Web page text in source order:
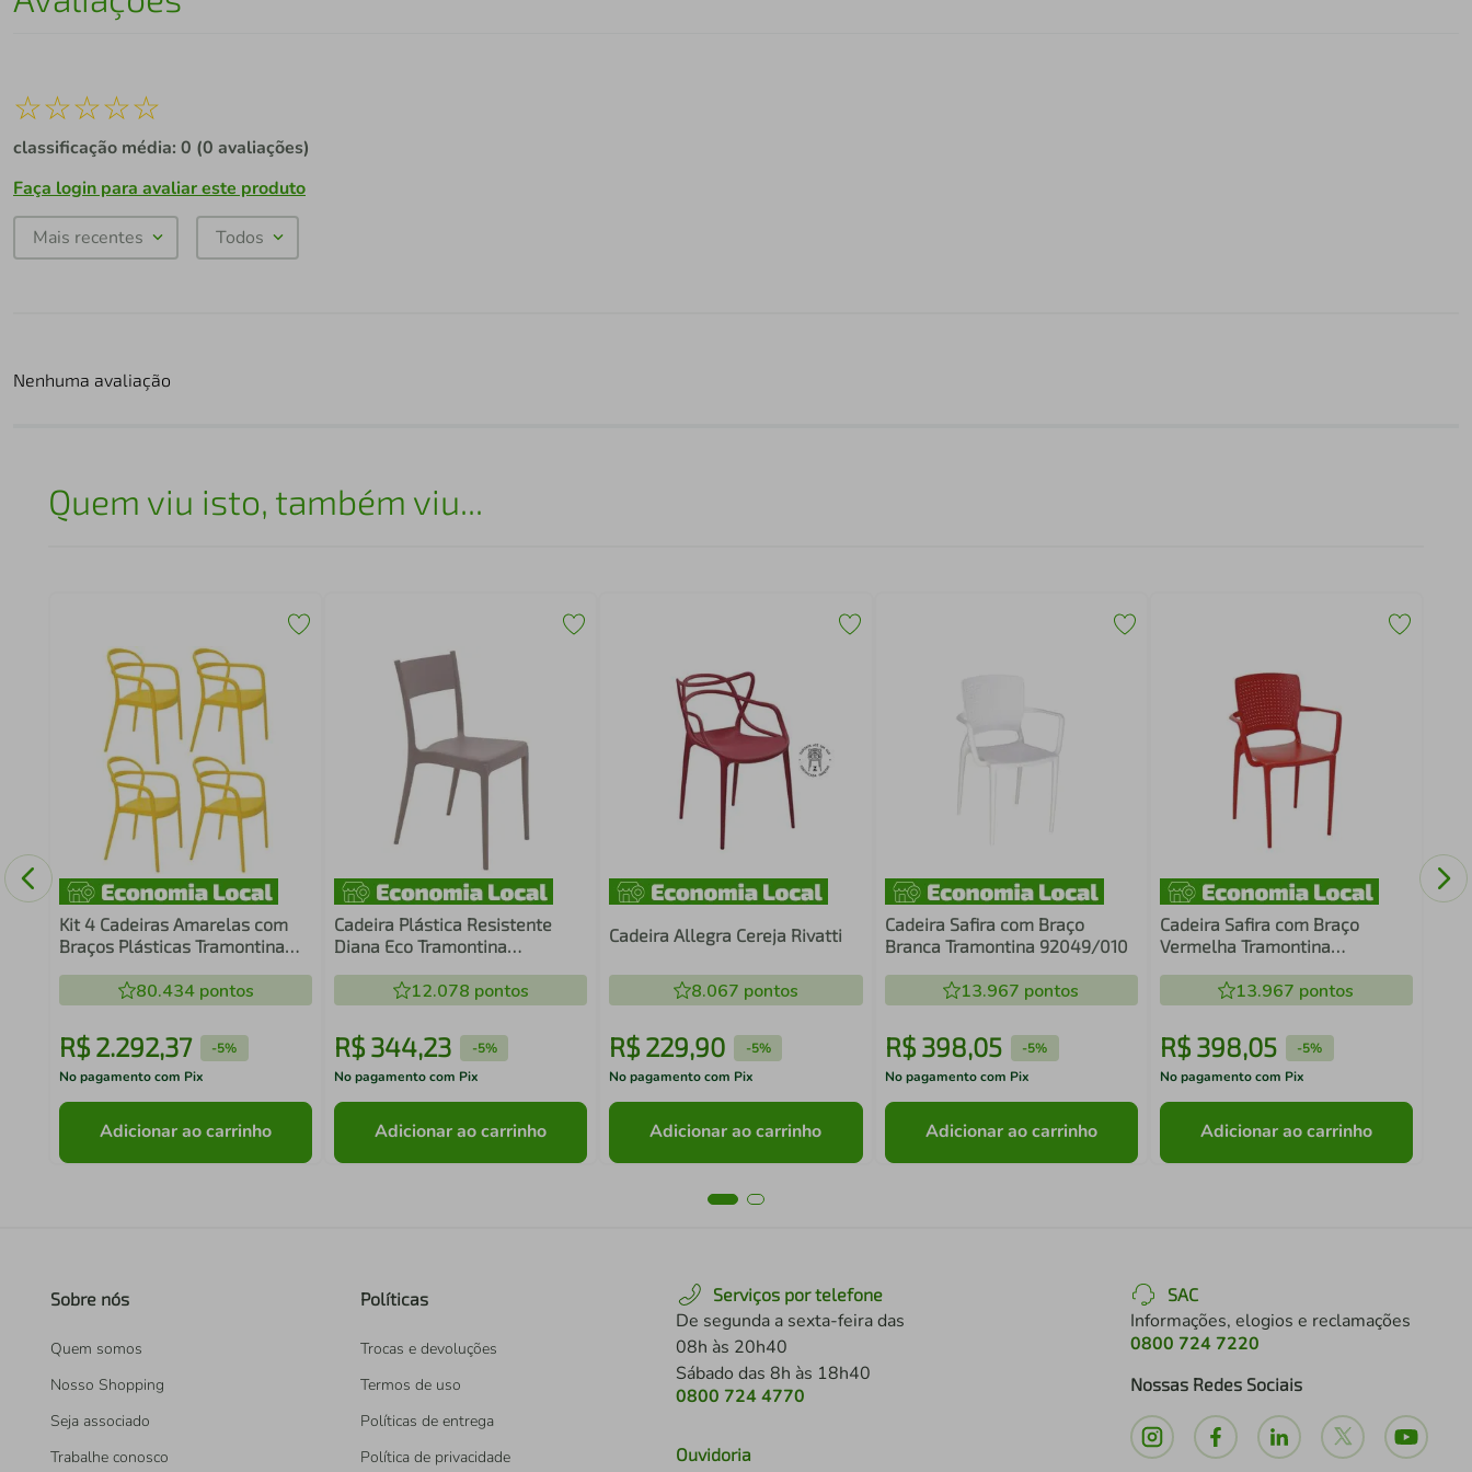
☆☆☆☆☆
classificação média: 0 (0 avaliações)
Faça login para avaliar este produto
Mais recentes Todos
Nenhuma avaliação
Quem viu isto, também viu...
Kit 4 Cadeiras Amarelas com
Braços Plásticas Tramontina
80.434pontos
R$ 2.292,37 -5%
No pagamento com Pix
Adicionar ao carrinho
Cadeira Plástica Resistente
Diana Eco Tramontina
Externa Lazer Camurça
12.078 pontos
R$ 344,23 -5%
No pagamento com Pix
Adicionar ao carrinho
Cadeira Allegra Cereja Rivatti
8.067 pontos
R$229,90 -5%
No pagamento com Pix
Adicionar ao carrinho
Cadeira Safira com Braço
Branca Tramontina 92049/010
13.967 pontos
R$ 398,05 -5%
No pagamento com Pix
Adicionar ao carrinho
Cadeira Safira com Braço
Vermelha Tramontina
13.967 pontos
R$ 398,05 -5%
No pagamento com Pix
Adicionar ao carrinho
Sobre nós
Quem somos
Nosso Shopping
Seja associado
Trabalhe conosco
Políticas
Trocas e devoluções
Termos de uso
Políticas de entrega
Política de privacidade
Serviços por telefone
De segunda a sexta-feira das
08h às 20h40
Sábado das 8h às 18h40
0800 724 4770
Ouvidoria
SAC
Informações, elogios e reclamações
0800 724 7220
Nossas Redes Sociais